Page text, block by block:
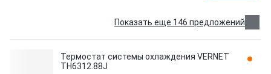
Показать еще 146 предложений
Термостат системы охлаждения VERNET
TH6312.88J